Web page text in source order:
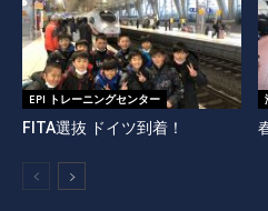
EPI トレーニングセンター
FITA選抜 ドイツ到着！